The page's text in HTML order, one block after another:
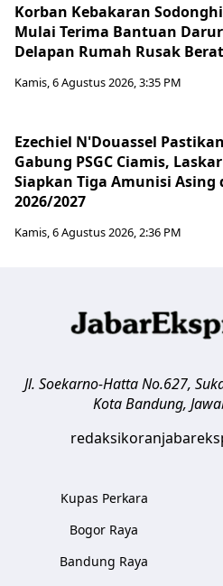
Korban Kebakaran
Mulai Terima Bantuan
Delapan Rumah Rusak Berat
Kamis, 6 Agustus 2026, 3:35 PM
Ezechiel N'Douassel Pastikan
Gabung PSGC Ciamis,
Siapkan Tiga Amunisi Asing
2026/2027
Kamis, 6 Agustus 2026, 2:36 PM
Jl. Soekarno-Hatta No.627,
Kota Bandung,
Kupas Perkara
Bogor Raya
Bandung Raya